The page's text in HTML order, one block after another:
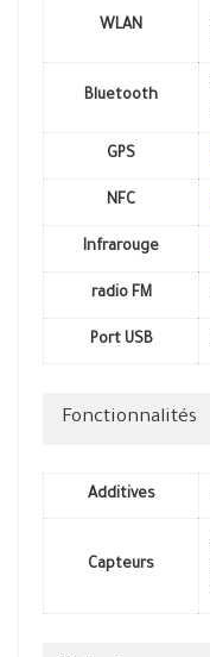
WLAN
Bluetooth
GPS
NFC
Infrarouge
radio FM
Port USB
Fonctionnalités
Additives
Capteurs